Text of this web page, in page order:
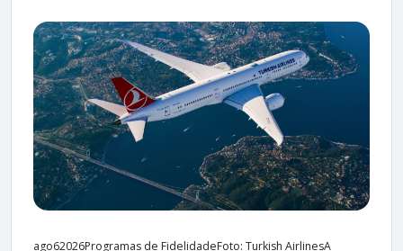
ago62026Programas de FidelidadeFoto: Turkish AirlinesA